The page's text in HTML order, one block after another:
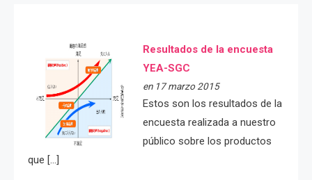
Resultados de la encuesta
YEA-SGC
en 17 marzo 2015
Estos son los resultados de la
encuesta realizada a nuestro
público sobre los productos
que […]